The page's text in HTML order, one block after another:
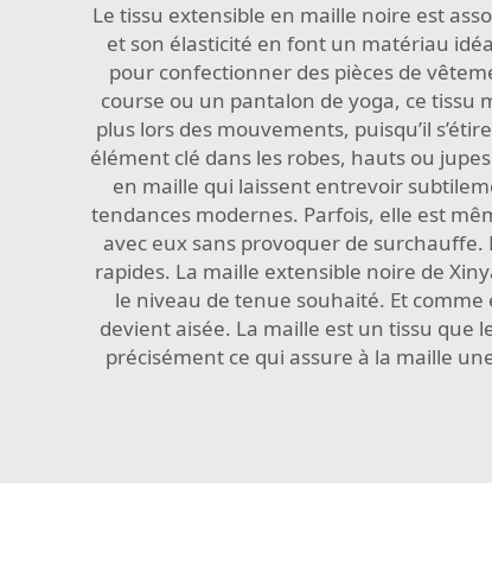
Le tissu extensible en maille noire est
et son élasticité en font un matériau
pour confectionner des pièces de
course ou un pantalon de yoga, ce tissu
plus lors des mouvements, puisqu’il
élément clé dans les robes, hauts ou
en maille qui laissent entrevoir
tendances modernes. Parfois, elle est
avec eux sans provoquer de surchauffe.
rapides. La maille extensible noire de
le niveau de tenue souhaité. Et
devient aisée. La maille est un tissu que
précisément ce qui assure à la maille